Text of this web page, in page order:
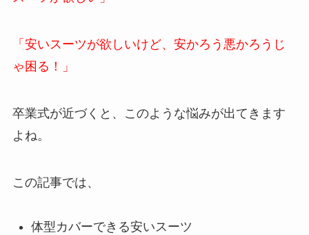
「安いスーツが欲しいけど、安かろう悪かろうじ
ゃ困る！」
卒業式が近づくと、このような悩みが出てきます
よね。
この記事では、
体型カバーできる安いスーツ